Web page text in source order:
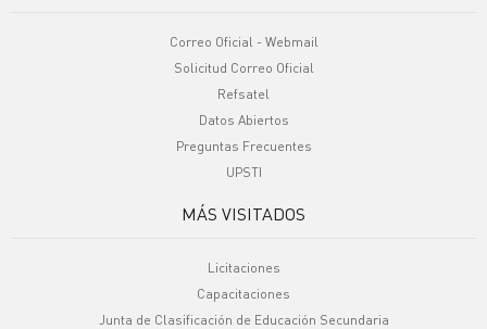
Correo Oficial - Webmail
Solicitud Correo Oficial
Refsatel
Datos Abiertos
Preguntas Frecuentes
UPSTI
MÁS VISITADOS
Licitaciones
Capacitaciones
Junta de Clasificación de Educación Secundaria